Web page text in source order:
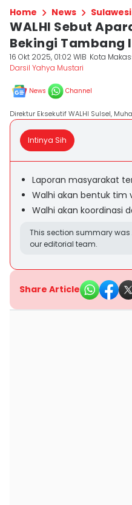
Home News
WALHI Sebut
Bekingi Tambang
16 Okt 2025, 01:02 WIB Kota
Darsil Yahya Mustari
News Channel
Direktur Eksekutif WALHI Sulsel,
Intinya Sih
Laporan masyarakat
Walhi akan bentuk tim
Walhi akan koordinasi
This section summary
our editorial team.
Share Article